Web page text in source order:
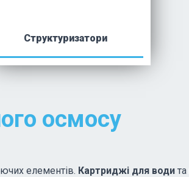
Структуризатори
осмосу
елементів. Картриджі для води та